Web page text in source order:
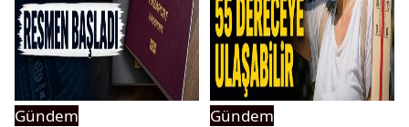
Gündem
Gündem